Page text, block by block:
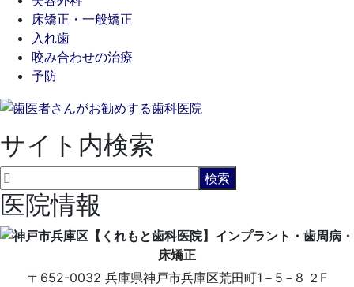
床矯正・一般矯正
入れ歯
咬み合わせの治療
予防
サイト内検索
医院情報
〒652-0032 兵庫県神戸市兵庫区荒田町1－5－8 ２F